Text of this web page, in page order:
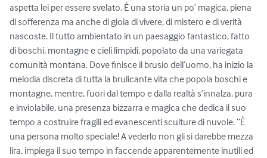
aspetta lei per essere svelato. È una storia un po’ magica, piena
di sofferenza ma anche di gioia di vivere, di mistero e di verità
nascoste. Il tutto ambientato in un paesaggio fantastico, fatto
di boschi, montagne e cieli limpidi, popolato da una variegata
comunità montana. Dove finisce il brusio dell’uomo, ha inizio la
melodia discreta di tutta la brulicante vita che popola boschi e
montagne, mentre, fuori dal tempo e dalla realtà s’innalza, pura
e inviolabile, una presenza bizzarra e magica che dedica il suo
tempo a costruire fragili ed evanescenti sculture di nuvole. “È
una persona molto speciale! A vederlo non gli si darebbe mezza
lira, impiega il suo tempo in faccende apparentemente inutili ed